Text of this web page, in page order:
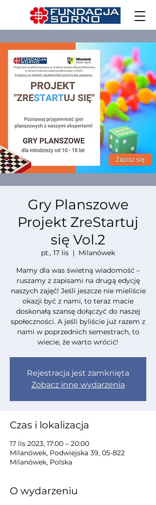
Gry Planszowe
Projekt ZreStartuj
się Vol.2
pt., 17 lis
  |
Milanówek
Mamy dla was świetną wiadomość –
ruszamy z zapisami na drugą edycję
naszych zajęć! Jeśli jeszcze nie mieliście
okazji być z nami, to teraz macie
doskonałą szansę dołączyć do naszej
społeczności. A jeśli byliście już razem z
nami w poprzednich semestrach, to
wiecie, że warto wrócić!
Rejestracja jest zamknięta
Zobacz inne wydarzenia
Czas i lokalizacja
17 lis 2023, 17:00 – 20:00
Milanówek, Podwiejska 39, 05-822
Milanówek, Polska
O wydarzeniu